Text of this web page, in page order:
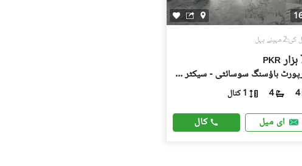
پہل
PKR
ائیرپورٹ ہاؤسنگ سوسائٹی - سیکٹر 3, ائیرپورٹ ہاؤسنگ سوسائٹی
4
4 1 کنال
ای میل کال